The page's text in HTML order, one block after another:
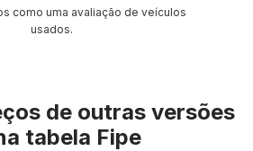
como uma avaliação de veículos
usados.
de outras versões
tabela Fipe